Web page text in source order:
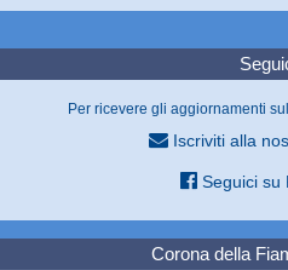
Per ricevere gli aggiornamenti
Iscriviti alla
Seguici su
Corona della